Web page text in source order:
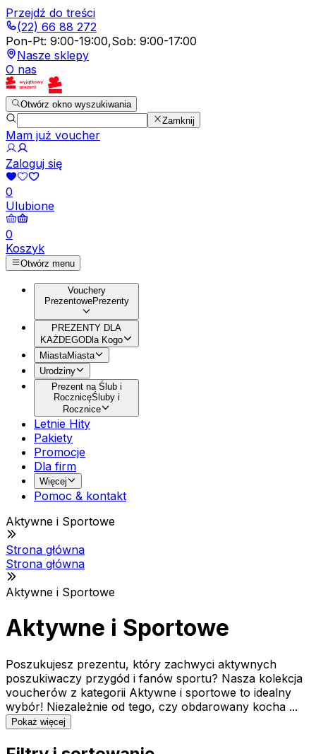
Przejdź do treści
(22) 66 88 272
Pon-Pt: 9:00-19:00,Sob: 9:00-17:00
Nasze sklepy
O nas
Otwórz okno wyszukiwania
Zamknij
Mam już voucher
Zaloguj się
0
Ulubione
0
Koszyk
Otwórz menu
Vouchery
PrezentowePrezenty
PREZENTY DLA
KAŻDEGODla Kogo
MiastaMiasta
Urodziny
Prezent na Ślub i
RocznicęŚluby i
Rocznice
Letnie Hity
Pakiety
Promocje
Dla firm
Więcej
Pomoc & kontakt
Aktywne i Sportowe
Strona główna
Strona główna
Aktywne i Sportowe
Aktywne i Sportowe
Poszukujesz prezentu, który zachwyci aktywnych
poszukiwaczy przygód i fanów sportu? Nasza kolekcja
voucherów z kategorii Aktywne i sportowe to idealny
wybór! Niezależnie od tego, czy obdarowany kocha ...
Pokaż więcej